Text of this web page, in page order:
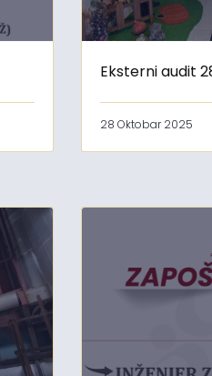
Eksterni audit
28 Oktobar 2025